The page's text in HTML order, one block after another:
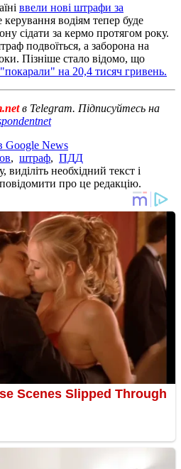
ввели нові штрафи за
керування водіям тепер буде
сідати за кермо протягом року.
подвоїться, а заборона на
Пізніше стало відомо, що
на 20,4 тисяч гривень.
в Telegram. Підписуйтесь на
Google News
, штраф, ПДД
необхідний текст і
про це редакцію.